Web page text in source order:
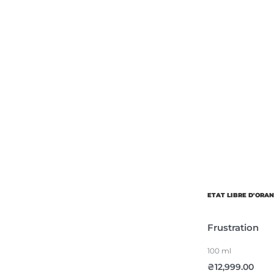
ETAT LIBRE
Frustration
100 ml
₴12,999.00